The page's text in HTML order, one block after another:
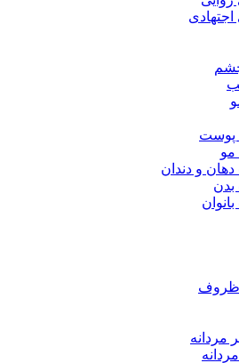
اجتهادی
پوست
مو
و دندان
بدن
ظروف
مردانه